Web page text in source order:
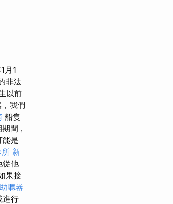
月1
非法
以前
我們
船隻
間，
能是
所 新
從他
果接
聽器
進行